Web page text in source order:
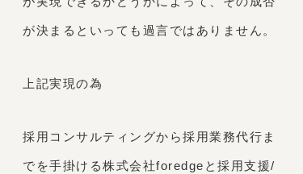
が決まるといっても過言ではありません。
上記実現の為
採用コンサルティングから採用業務代行ま
でを手掛ける株式会社foredgeと採用支援/